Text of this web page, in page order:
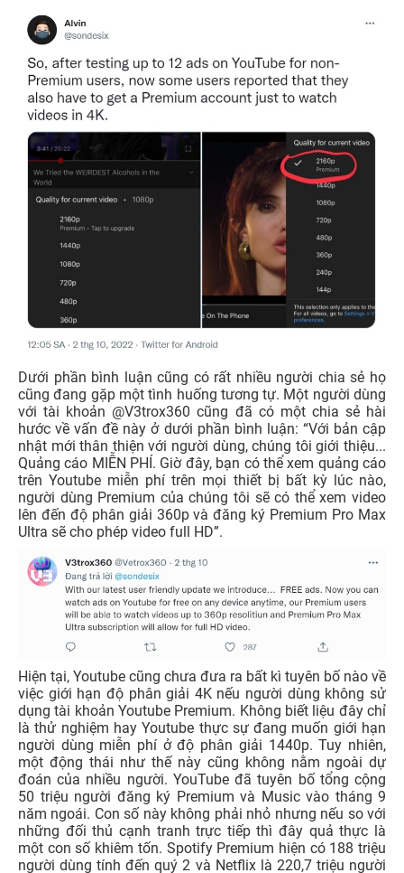
Dưới phần bình luận cũng có rất nhiều người chia sẻ họ
cũng đang gặp một tình huống tương tự. Một người dùng
với tài khoản @V3trox360 cũng đã có một chia sẻ hài
hước về vấn đề này ở dưới phần bình luận: “Với bản cập
nhật mới thân thiện với người dùng, chúng tôi giới thiệu...
Quảng cáo MIỄN PHÍ. Giờ đây, bạn có thể xem quảng cáo
trên Youtube miễn phí trên mọi thiết bị bất kỳ lúc nào,
người dùng Premium của chúng tôi sẽ có thể xem video
lên đến độ phân giải 360p và đăng ký Premium Pro Max
Ultra sẽ cho phép video full HD”.
Hiện tại, Youtube cũng chưa đưa ra bất kì tuyên bố nào về
việc giới hạn độ phân giải 4K nếu người dùng không sử
dụng tài khoản Youtube Premium. Không biết liệu đây chỉ
là thử nghiệm hay Youtube thực sự đang muốn giới hạn
người dùng miễn phí ở độ phân giải 1440p. Tuy nhiên,
một động thái như thế này cũng không nằm ngoài dự
đoán của nhiều người. YouTube đã tuyên bố tổng cộng
50 triệu người đăng ký Premium và Music vào tháng 9
năm ngoái. Con số này không phải nhỏ nhưng nếu so với
những đối thủ cạnh tranh trực tiếp thì đây quả thực là
một con số khiêm tốn. Spotify Premium hiện có 188 triệu
người dùng tính đến quý 2 và Netflix là 220,7 triệu người